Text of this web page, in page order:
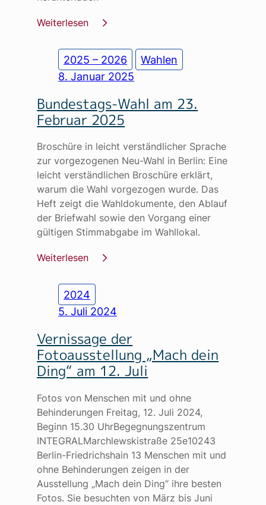
Weiterlesen
2025 – 2026
Wahlen
8. Januar 2025
Bundestags-Wahl am 23.
Februar 2025
Broschüre in leicht verständlicher Sprache
zur vorgezogenen Neu-Wahl in Berlin: Eine
leicht verständlichen Broschüre erklärt,
warum die Wahl vorgezogen wurde. Das
Heft zeigt die Wahldokumente, den Ablauf
der Briefwahl sowie den Vorgang einer
gültigen Stimmabgabe im Wahllokal.
Weiterlesen
2024
5. Juli 2024
Vernissage der
Fotoausstellung „Mach dein
Ding“ am 12. Juli
Fotos von Menschen mit und ohne
Behinderungen Freitag, 12. Juli 2024,
Beginn 15.30 UhrBegegnungszentrum
INTEGRALMarchlewskistraße 25e10243
Berlin-Friedrichshain 13 Menschen mit und
ohne Behinderungen zeigen in der
Ausstellung „Mach dein Ding“ ihre besten
Fotos. Sie besuchten von März bis Juni